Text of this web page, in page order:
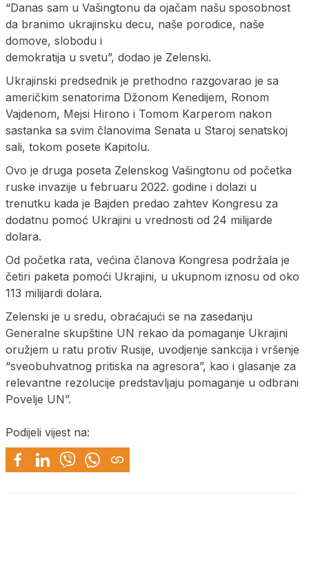
“Danas sam u Vašingtonu da ojačam našu sposobnost
da branimo ukrajinsku decu, naše porodice, naše
domove, slobodu i
demokratija u svetu”, dodao je Zelenski.
Ukrajinski predsednik je prethodno razgovarao je sa
američkim senatorima Džonom Kenedijem, Ronom
Vajdenom, Mejsi Hirono i Tomom Karperom nakon
sastanka sa svim članovima Senata u Staroj senatskoj
sali, tokom posete Kapitolu.
Ovo je druga poseta Zelenskog Vašingtonu od početka
ruske invazije u februaru 2022. godine i dolazi u
trenutku kada je Bajden predao zahtev Kongresu za
dodatnu pomoć Ukrajini u vrednosti od 24 milijarde
dolara.
Od početka rata, većina članova Kongresa podržala je
četiri paketa pomoći Ukrajini, u ukupnom iznosu od oko
113 milijardi dolara.
Zelenski je u sredu, obraćajući se na zasedanju
Generalne skupštine UN rekao da pomaganje Ukrajini
oružjem u ratu protiv Rusije, uvodjenje sankcija i vršenje
“sveobuhvatnog pritiska na agresora”, kao i glasanje za
relevantne rezolucije predstavljaju pomaganje u odbrani
Povelje UN”.
Podijeli vijest na: